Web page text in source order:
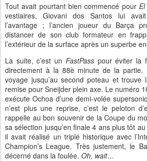
Tout avait pourtant bien commencé pour
vestiaires, Giovani dos Santos lui
l’avantage ; l’ancien joueur du Barça
distancer de son club formateur en
l’extérieur de la surface après un superbe
La suite, c’est un FastPasspour éviter la
directement à la 88è minute de la partie.
voyage jusqu’au second poteau et trouve
remise pour Sneijder plein axe. Le numéro
exécute Ochoa d’une demi-volée
n’est plus une reprise, c’est le peloton
rappelle au bon souvenir de la Coupe du
sa sélection jusqu’en finale 4 ans plus tôt
il avait réalisé un triplé historique avec
Champion’s League. Très justement, le
décerné dans la foulée. Oh, wait…